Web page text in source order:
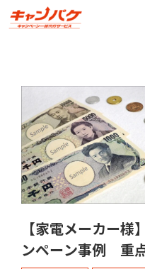
キ
販促
POSレジ
キャ
お
【家電メーカー
ンペーン事例 重